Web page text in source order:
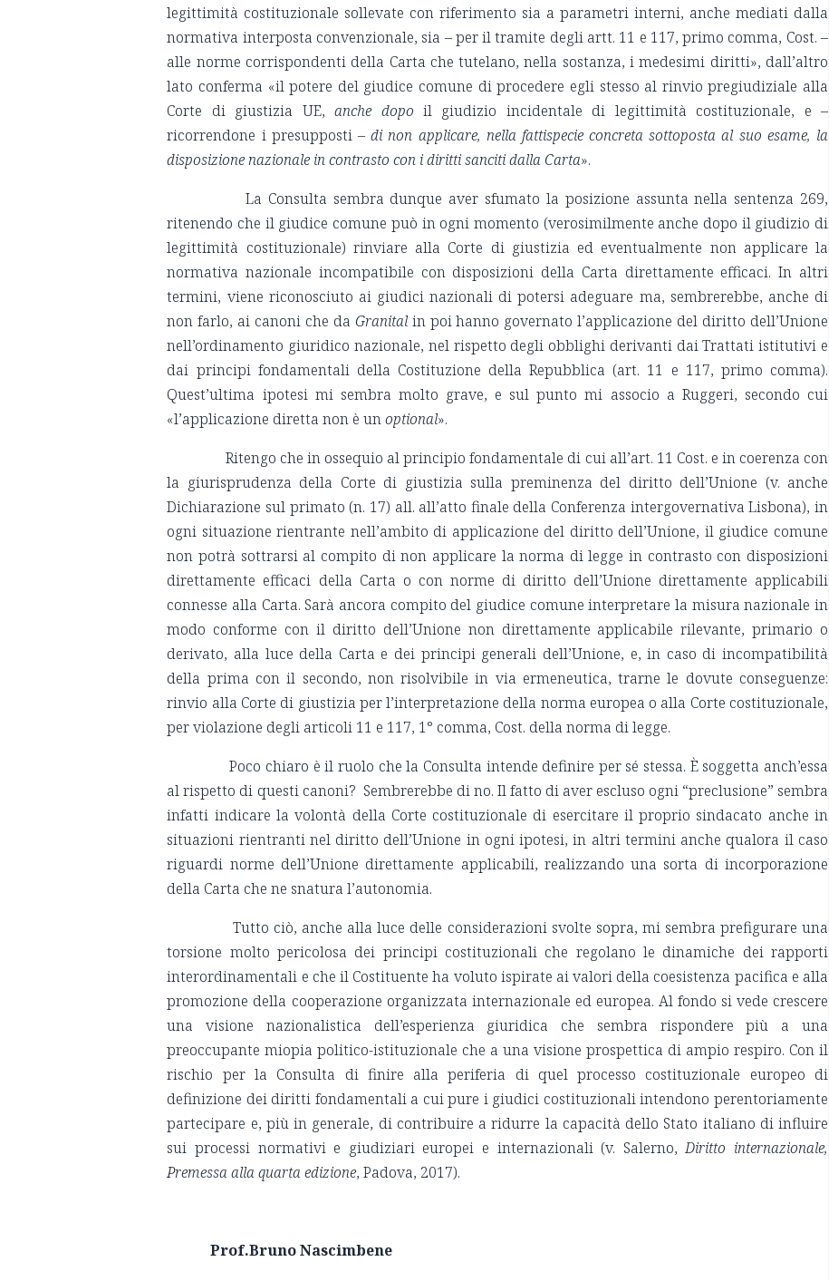
legittimità costituzionale sollevate con riferimento sia a parametri interni, anche mediati dalla
normativa interposta convenzionale, sia – per il tramite degli artt. 11 e 117, primo comma, Cost. –
alle norme corrispondenti della Carta che tutelano, nella sostanza, i medesimi diritti», dall’altro
lato conferma «il potere del giudice comune di procedere egli stesso al rinvio pregiudiziale alla
Corte di giustizia UE,anche dopo il giudizio incidentale di legittimità costituzionale, e –
ricorrendone i presupposti –di non applicare, nella fattispecie concreta sottoposta al suo esame, la
disposizione nazionale in contrasto con i diritti sanciti dalla Carta».
La Consulta sembra dunque aver sfumato la posizione assunta nella sentenza 269,
ritenendo che il giudice comune può in ogni momento (verosimilmente anche dopo il giudizio di
legittimità costituzionale) rinviare alla Corte di giustizia ed eventualmente non applicare la
normativa nazionale incompatibile con disposizioni della Carta direttamente efficaci. In altri
termini, viene riconosciuto ai giudici nazionali di potersi adeguare ma, sembrerebbe, anche di
non farlo, ai canoni che da Granitalin poi hanno governato l’applicazione del diritto dell’Unione
nell’ordinamento giuridico nazionale, nel rispetto degli obblighi derivanti dai Trattati istitutivi e
dai principi fondamentali della Costituzione della Repubblica (art. 11 e 117, primo comma).
Quest’ultima ipotesi mi sembra molto grave, e sul punto mi associo a Ruggeri, secondo cui
«l’applicazione diretta non è unoptional».
Ritengo che in ossequio al principio fondamentale di cui all’art. 11 Cost. e in coerenza con
la giurisprudenza della Corte di giustizia sulla preminenza del diritto dell’Unione (v. anche
Dichiarazione sul primato (n. 17) all. all’atto finale della Conferenza intergovernativa Lisbona), in
ogni situazione rientrante nell’ambito di applicazione del diritto dell’Unione, il giudice comune
non potrà sottrarsi al compito di non applicare la norma di legge in contrasto con disposizioni
direttamente efficaci della Carta o con norme di diritto dell’Unione direttamente applicabili
connesse alla Carta. Sarà ancora compito del giudice comune interpretare la misura nazionale in
modo conforme con il diritto dell’Unione non direttamente applicabile rilevante, primario o
derivato, alla luce della Carta e dei principi generali dell’Unione, e, in caso di incompatibilità
della prima con il secondo, non risolvibile in via ermeneutica, trarne le dovute conseguenze:
rinvio alla Corte di giustizia per l’interpretazione della norma europea o alla Corte costituzionale,
per violazione degli articoli 11 e 117, 1° comma, Cost. della norma di legge.
Poco chiaro è il ruolo che la Consulta intende definire per sé stessa. È soggetta anch’essa
al rispetto di questi canoni? Sembrerebbe di no. Il fatto di aver escluso ogni “preclusione” sembra
infatti indicare la volontà della Corte costituzionale di esercitare il proprio sindacato anche in
situazioni rientranti nel diritto dell’Unione in ogni ipotesi, in altri termini anche qualora il caso
riguardi norme dell’Unione direttamente applicabili, realizzando una sorta di incorporazione
della Carta che ne snatura l’autonomia.
Tutto ciò, anche alla luce delle considerazioni svolte sopra, mi sembra prefigurare una
torsione molto pericolosa dei principi costituzionali che regolano le dinamiche dei rapporti
interordinamentali e che il Costituente ha voluto ispirate ai valori della coesistenza pacifica e alla
promozione della cooperazione organizzata internazionale ed europea. Al fondo si vede crescere
una visione nazionalistica dell’esperienza giuridica che sembra rispondere più a una
preoccupante miopia politico-istituzionale che a una visione prospettica di ampio respiro. Con il
rischio per la Consulta di finire alla periferia di quel processo costituzionale europeo di
definizione dei diritti fondamentali a cui pure i giudici costituzionali intendono perentoriamente
partecipare e, più in generale, di contribuire a ridurre la capacità dello Stato italiano di influire
sui processi normativi e giudiziari europei e internazionali (v. Salerno,Diritto internazionale,
Premessa alla quarta edizione, Padova, 2017).
Prof.Bruno Nascimbene